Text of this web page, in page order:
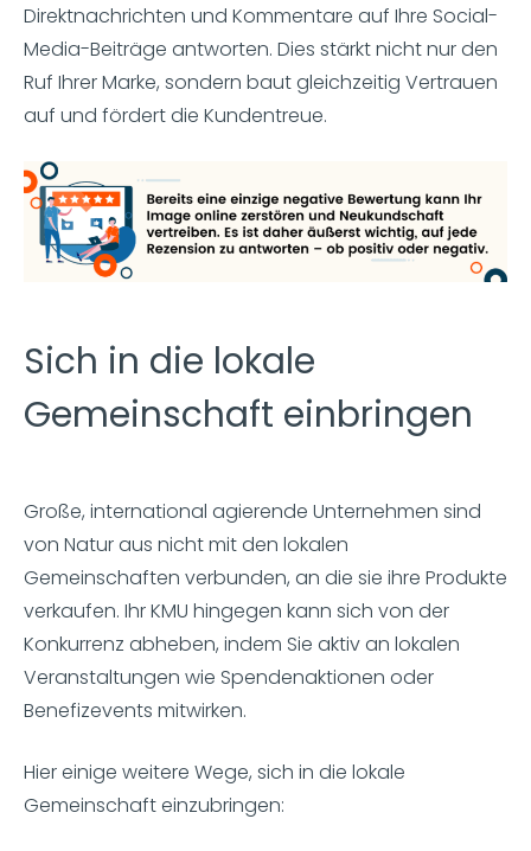
Direktnachrichten und Kommentare auf Ihre Social-
Media-Beiträge antworten. Dies stärkt nicht nur den
Ruf Ihrer Marke, sondern baut gleichzeitig Vertrauen
auf und fördert die Kundentreue.
Sich in die lokale
Gemeinschaft einbringen
Große, international agierende Unternehmen sind
von Natur aus nicht mit den lokalen
Gemeinschaften verbunden, an die sie ihre Produkte
verkaufen. Ihr KMU hingegen kann sich von der
Konkurrenz abheben, indem Sie aktiv an lokalen
Veranstaltungen wie Spendenaktionen oder
Benefizevents mitwirken.
Hier einige weitere Wege, sich in die lokale
Gemeinschaft einzubringen: